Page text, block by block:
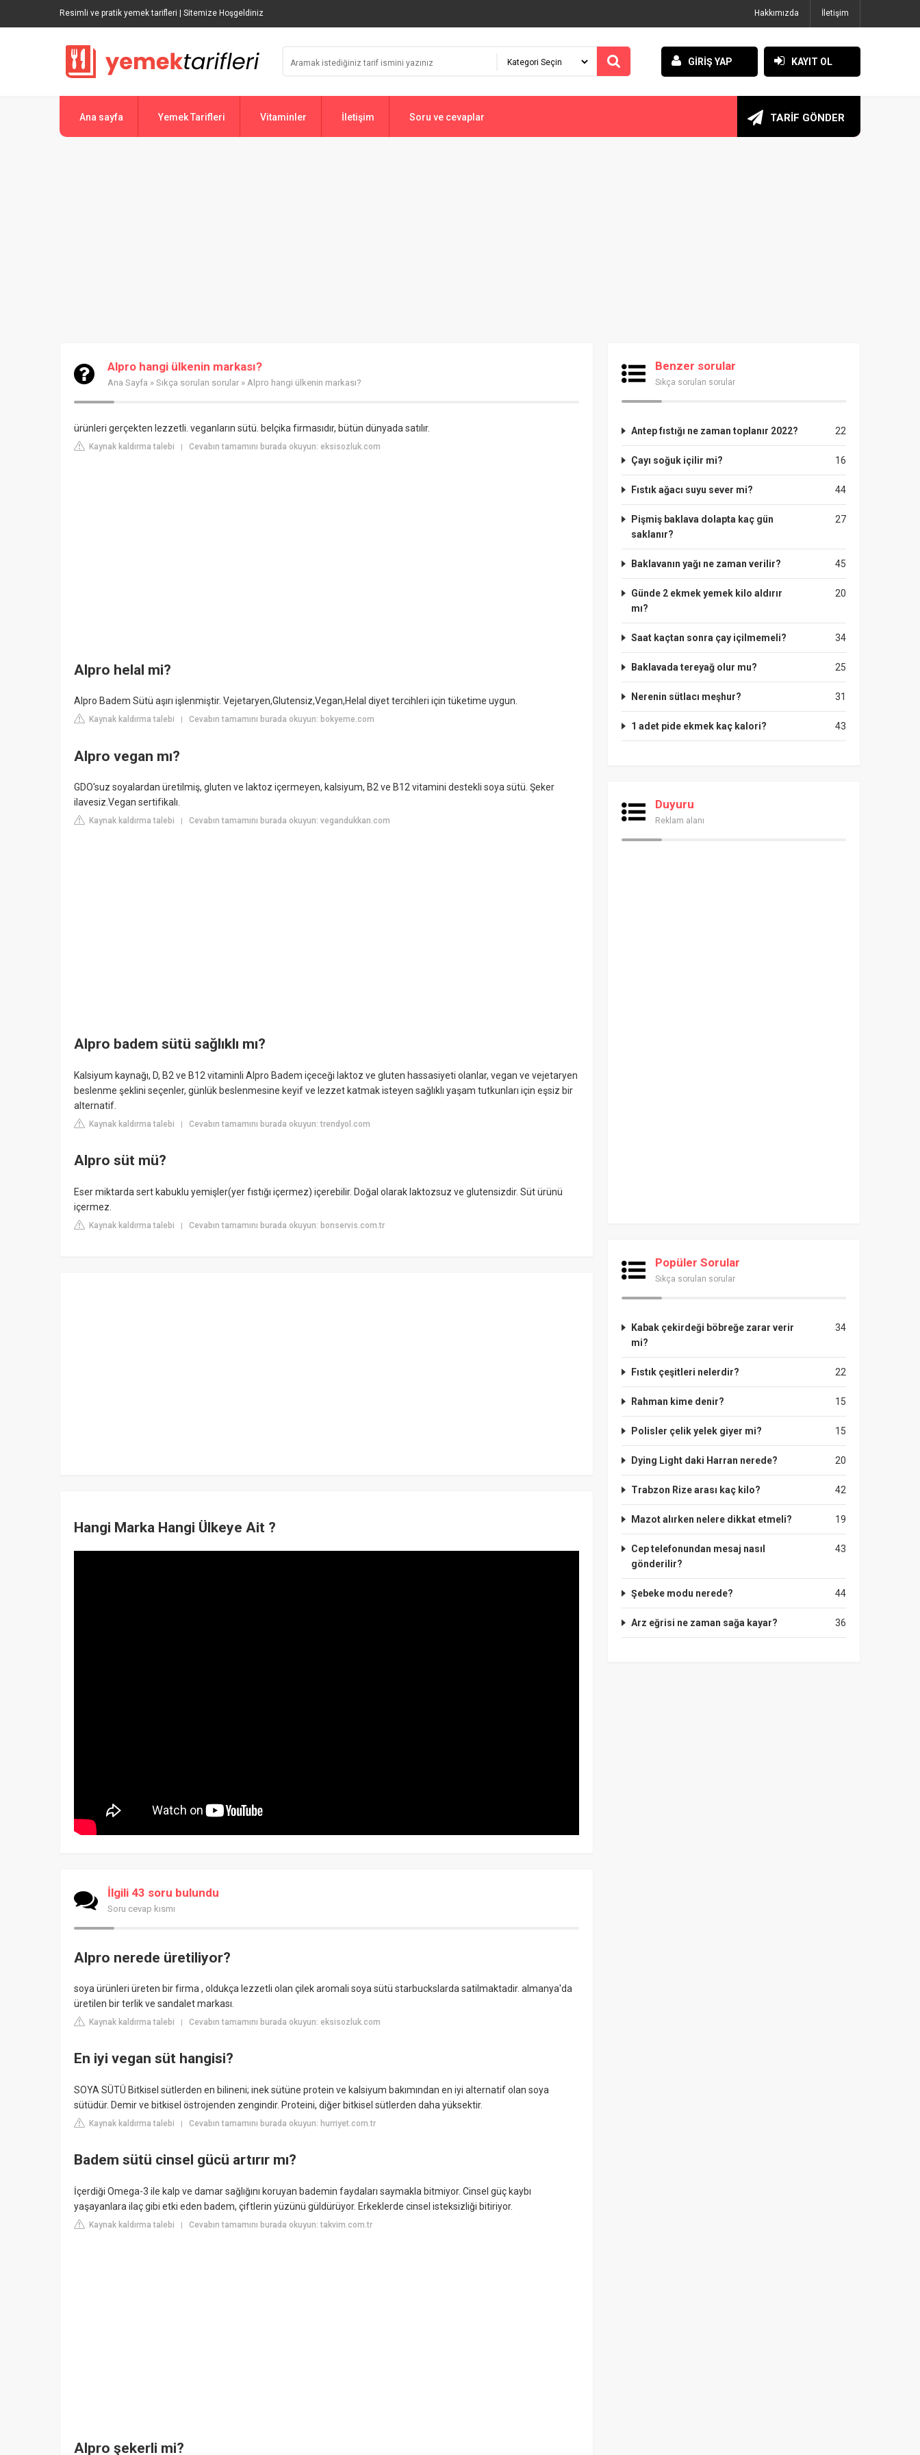
Resimli ve pratik yemek tarifleri | Sitemize Hoşgeldiniz Hakkımızda İletişim
GİRİŞ YAP KAYIT OL
Ana sayfa Yemek Tarifleri Vitaminler İletişim Soru ve cevaplar TARİF GÖNDER
Alpro hangi ülkenin markası?
Ana Sayfa » Sıkça sorulan sorular » Alpro hangi ülkenin markası?
ürünleri gerçekten lezzetli. veganların sütü. belçika firmasıdır, bütün dünyada satılır.
Kaynak kaldırma talebi | Cevabın tamamını burada okuyun: eksisozluk.com
Alpro helal mi?
Alpro Badem Sütü aşırı işlenmiştir. Vejetaryen,Glutensiz,Vegan,Helal diyet tercihleri için tüketime uygun.
Kaynak kaldırma talebi Cevabın tamamını burada okuyun: bokyeme.com
Alpro vegan mı?
GDO'suz soyalardan üretilmiş, gluten ve laktoz içermeyen, kalsiyum, B2 ve B12 vitamini destekli soya sütü. Şeker
ilavesiz.Vegan sertifikalı.
Kaynak kaldırma talebi Cevabın tamamını burada okuyun: vegandukkan.com
Alpro badem sütü sağlıklı mı?
Kalsiyum kaynağı, D, B2 ve B12 vitaminli Alpro Badem içeceği laktoz ve gluten hassasiyeti olanlar, vegan ve vejetaryen
beslenme şeklini seçenler, günlük beslenmesine keyif ve lezzet katmak isteyen sağlıklı yaşam tutkunları için eşsiz bir
alternatif.
Kaynak kaldırma talebi | Cevabın tamamını burada okuyun: trendyol.com
Alpro süt mü?
Eser miktarda sert kabuklu yemişler(yer fıstığı içermez) içerebilir. Doğal olarak laktozsuz ve glutensizdir. Süt ürünü
içermez.
Kaynak kaldırma talebi | Cevabın tamamını burada okuyun: bonservis.com.tr
Hangi Marka Hangi Ülkeye Ait ?
İlgili 43 soru bulundu
Soru cevap kısmı
Alpro nerede üretiliyor?
soya ürünleri üreten bir firma , oldukça lezzetli olan çilek aromali soya sütü starbuckslarda satilmaktadir. almanya'da
üretilen bir terlik ve sandalet markası.
Kaynak kaldırma talebi | Cevabın tamamını burada okuyun: eksisozluk.com
En iyi vegan süt hangisi?
SOYA SÜTÜ Bitkisel sütlerden en bilineni; inek sütüne protein ve kalsiyum bakımından en iyi alternatif olan soya
sütüdür. Demir ve bitkisel östrojenden zengindir. Proteini, diğer bitkisel sütlerden daha yüksektir.
Kaynak kaldırma talebi | Cevabın tamamını burada okuyun: hurriyet.com.tr
Badem sütü cinsel gücü artırır mı?
İçerdiği Omega-3 ile kalp ve damar sağlığını koruyan bademin faydaları saymakla bitmiyor. Cinsel güç kaybı
yaşayanlara ilaç gibi etki eden badem, çiftlerin yüzünü güldürüyor. Erkeklerde cinsel isteksizliği bitiriyor.
Kaynak kaldırma talebi | Cevabın tamamını burada okuyun: takvim.com.tr
Alpro şekerli mi?
Benzer sorular
Sıkça sorulan sorular
22
Antep fıstığı ne zaman toplanır 2022?
16
Çayı soğuk içilir mi?
44
Fıstık ağacı suyu sever mi?
27
Pişmiş baklava dolapta kaç gün
saklanır?
45
Baklavanın yağı ne zaman verilir?
20
Günde 2 ekmek yemek kilo aldırır
mı?
34
Saat kaçtan sonra çay içilmemeli?
25
Baklavada tereyağ olur mu?
31
Nerenin sütlacı meşhur?
43
1 adet pide ekmek kaç kalori?
Duyuru
Reklam alanı
Popüler Sorular
Sıkça sorulan sorular
34
Kabak çekirdeği böbreğe zarar verir
mi?
22
Fıstık çeşitleri nelerdir?
15
Rahman kime denir?
15
Polisler çelik yelek giyer mi?
20
Dying Light daki Harran nerede?
42
Trabzon Rize arası kaç kilo?
19
Mazot alırken nelere dikkat etmeli?
43
Cep telefonundan mesaj nasıl
gönderilir?
44
Şebeke modu nerede?
36
Arz eğrisi ne zaman sağa kayar?